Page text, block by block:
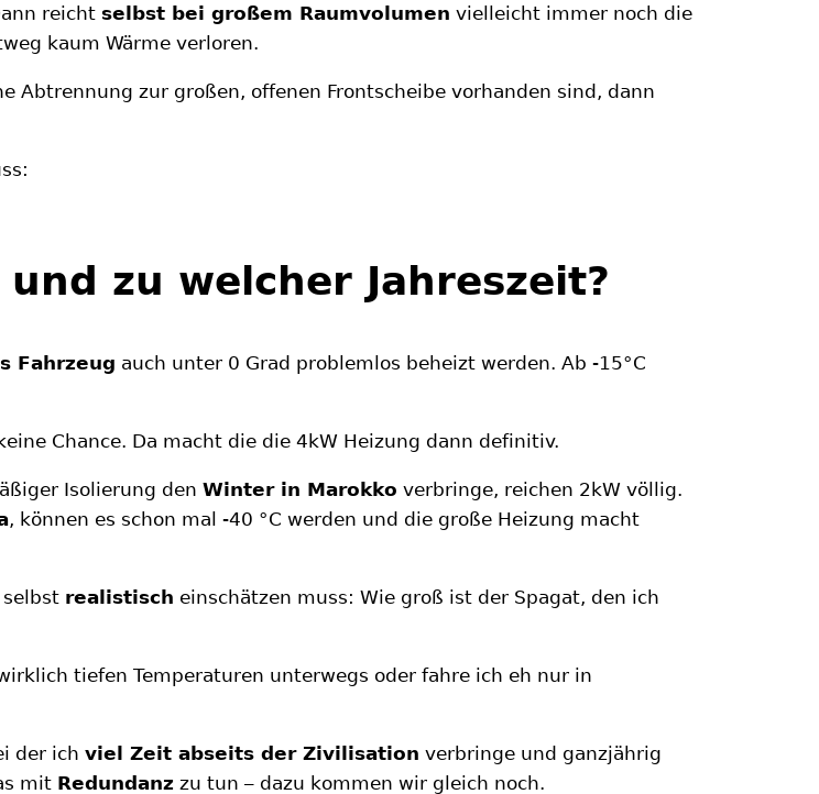
reicht selbst bei großem Raumvolumen vielleicht immer noch die
kaum Wärme verloren.
Abtrennung zur großen, offenen Frontscheibe vorhanden sind, dann
zu welcher Jahreszeit?
Fahrzeug auch unter 0 Grad problemlos beheizt werden. Ab -15°C
Chance. Da macht die die 4kW Heizung dann definitiv.
Isolierung den Winter in Marokko verbringe, reichen 2kW völlig.
, können es schon mal -40 °C werden und die große Heizung macht
selbst realistisch einschätzen muss: Wie groß ist der Spagat, den ich
tiefen Temperaturen unterwegs oder fahre ich eh nur in
der ich viel Zeit abseits der Zivilisation verbringe und ganzjährig
mit Redundanz zu tun – dazu kommen wir gleich noch.